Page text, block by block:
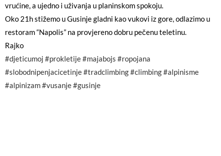
vrućine, a ujedno i uživanja u planinskom spokoju.
Oko 21h stižemo u Gusinje gladni kao vukovi iz gore, odlazimo u
restoram “Napolis” na provjereno dobru pečenu teletinu.
Rajko
#djeticumoj #prokletije#majabojs #ropojana
#slobodnipenjacicetinje#tradclimbing#climbing#alpinisme
#alpinizam#vusanje#gusinje